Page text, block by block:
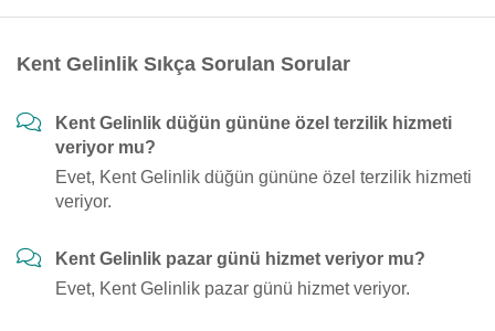
Kent Gelinlik Sıkça Sorulan Sorular
Kent Gelinlik düğün gününe özel terzilik hizmeti
veriyor mu?
Evet, Kent Gelinlik düğün gününe özel terzilik hizmeti
veriyor.
Kent Gelinlik pazar günü hizmet veriyor mu?
Evet, Kent Gelinlik pazar günü hizmet veriyor.